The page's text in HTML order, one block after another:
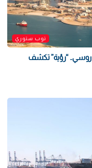
توب ستوري
روسي.. “رؤية” تكشف